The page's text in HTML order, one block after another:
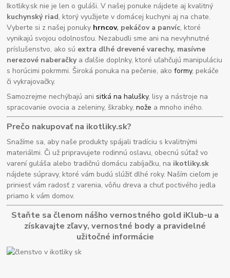
Ikotliky.sk nie je len o guláši. V našej ponuke nájdete aj kvalitný
kuchynský riad, ktorý využijete v domácej kuchyni aj na chate.
Vyberte si z našej ponuky hrncov, pekáčov a panvíc, ktoré
vynikajú svojou odolnosťou. Nezabudli sme ani na nevyhnutné
príslušenstvo, ako sú extra dlhé drevené varechy, masívne
nerezové naberačkya ďalšie doplnky, ktoré uľahčujú manipuláciu
s horúcimi pokrmmi. Široká ponuka na pečenie, akoformy, pekáče
či vykrajovačky.
Samozrejme nechýbajú anisitká na halušky, lisy a nástroje na
spracovanie ovocia a zeleniny, škrabky,nože a mnoho iného.
Prečo nakupovať na ikotliky.sk?
Snažíme sa, aby naše produkty spájali tradíciu s kvalitnými
materiálmi. Či už pripravujete rodinnú oslavu, obecnú súťaž vo
varení guláša alebo tradičnú domácu zabíjačku, na ikotliky.sk
nájdete súpravy, ktoré vám budú slúžiť dlhé roky. Naším cieľom je
priniesť vám radosť z varenia, vôňu dreva a chuť poctivého jedla
priamo k vám domov.
Staňte sa členom nášho vernostného gold iKlub-u a
získavajte zľavy, vernostné body a pravidelné
užitočné informácie